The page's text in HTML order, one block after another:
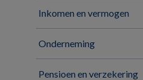
Inkomen en vermogen
Onderneming
Pensioen en verzekering